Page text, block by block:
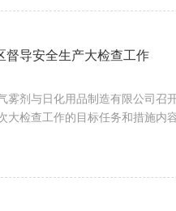
督导安全生产大检查工作
雾剂与日化用品制造有限公司
大检查工作的目标任务和措施